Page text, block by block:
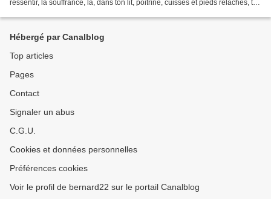
ressentir, la souffrance, là, dans ton lit, poitrine, cuisses et pieds relâchés, tel
Hébergé par Canalblog
Top articles
Pages
Contact
Signaler un abus
C.G.U.
Cookies et données personnelles
Préférences cookies
Voir le profil de bernard22 sur le portail Canalblog